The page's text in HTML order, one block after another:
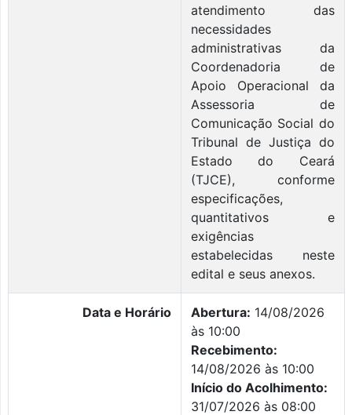
atendimento das
necessidades
administrativas da
Coordenadoria de
Apoio Operacional da
Assessoria de
Comunicação Social do
Tribunal de Justiça do
Estado do Ceará
(TJCE), conforme
especificações,
quantitativos e
exigências
estabelecidas neste
edital e seus anexos.
Data e Horário Abertura: 14/08/2026
às 10:00
Recebimento:
14/08/2026 às 10:00
Início do Acolhimento:
31/07/2026 às 08:00